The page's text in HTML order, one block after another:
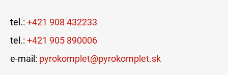
tel.: +421 908 432233
tel.: +421 905 890006
e-mail: pyrokomplet@pyrokomplet.sk